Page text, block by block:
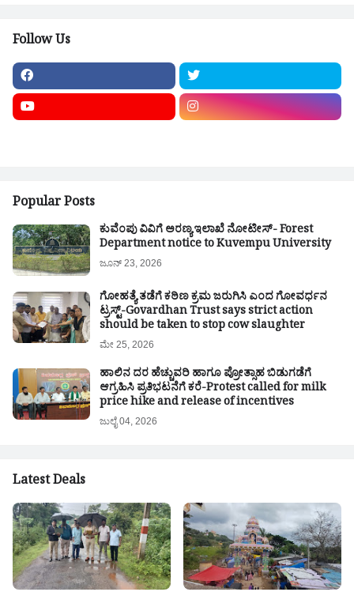
Follow Us
Popular Posts
ಕುವೆಂಪು ವಿವಿಗೆ ಅರಣ್ಯ ಇಲಾಖೆ ನೋಟೀಸ್- Forest
Department notice to Kuvempu University
ಜೂನ್ 23, 2026
ಗೋಹತ್ಯೆ ತಡೆಗೆ ಕಠಿಣ ಕ್ರಮ ಜರುಗಿಸಿ ಎಂದ ಗೋವರ್ಧನ
ಟ್ರಸ್ಟ್-Govardhan Trust says strict action
should be taken to stop cow slaughter
ಮೇ 25, 2026
ಹಾಲಿನ ದರ ಹೆಚ್ಚುವರಿ ಹಾಗೂ ಪ್ರೋತ್ಸಾಹ ಬಿಡುಗಡೆಗೆ
ಆಗ್ರಹಿಸಿ ಪ್ರತಿಭಟನೆಗೆ ಕರೆ-Protest called for milk
price hike and release of incentives
ಜುಲೈ 04, 2026
Latest Deals